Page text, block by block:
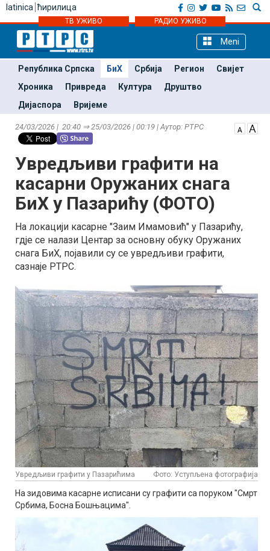
latinica ћирилица
ТВ УЖИВО РАДИО УЖИВО
Meni
Република Српска БиХ Србија Регион
Свијет
Хроника
Привреда Култура
Друштво
Дијаспора
Вријеме
24/03/2026 | 20:40 ⇒ 25/03/2026 | 00:19 | Аутор: РТРС
Увредљиви графити на
касарни Оружаних снага
БиХ у Пазарићу (ФОТО)
На локацији касарне "Заим Имамовић" у Пазарићу,
гдје се налази Центар за основну обуку Оружаних
снага БиХ, појавили су се увредљиви графити,
сазнаје РТРС.
Увредљиви графити у Пазарићима Фото: Уступљена фотографија
На зидовима касарне исписани су графити са поруком "Смрт
Србима, Босна Бошњацима".